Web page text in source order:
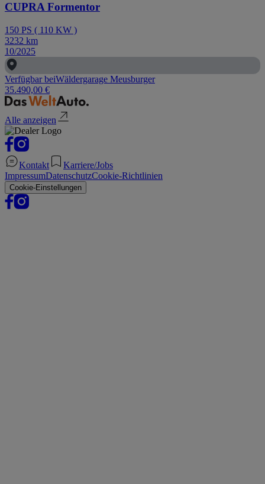
CUPRA Formentor
150 PS ( 110 KW )
3232 km
10/2025
Verfügbar beiWäldergarage Meusburger
35.490,00 €
Alle anzeigen
Kontakt
Karriere/Jobs
ImpressumDatenschutzCookie-Richtlinien
Cookie-Einstellungen